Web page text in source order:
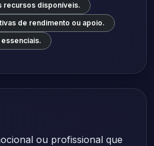
recursos disponíveis.
de rendimento ou apoio.
ou profissional que